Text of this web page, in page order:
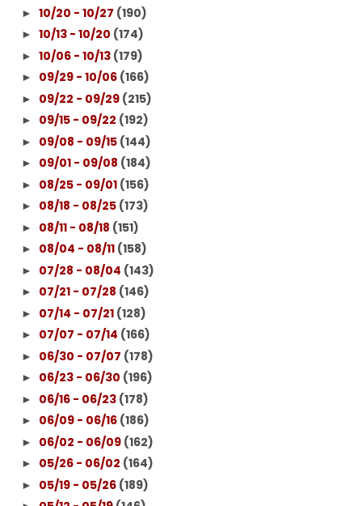
► 10/20 - 10/27 (190)
► 10/13 - 10/20 (174)
► 10/06 - 10/13 (179)
► 09/29 - 10/06 (166)
► 09/22 - 09/29 (215)
► 09/15 - 09/22 (192)
► 09/08 - 09/15 (144)
► 09/01 - 09/08 (184)
► 08/25 - 09/01 (156)
► 08/18 - 08/25 (173)
► 08/11 - 08/18 (151)
► 08/04 - 08/11 (158)
► 07/28 - 08/04 (143)
► 07/21 - 07/28 (146)
► 07/14 - 07/21 (128)
► 07/07 - 07/14 (166)
► 06/30 - 07/07 (178)
► 06/23 - 06/30 (196)
► 06/16 - 06/23 (178)
► 06/09 - 06/16 (186)
► 06/02 - 06/09 (162)
► 05/26 - 06/02 (164)
► 05/19 - 05/26 (189)